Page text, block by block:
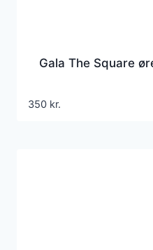
Gala The Square
350 kr.